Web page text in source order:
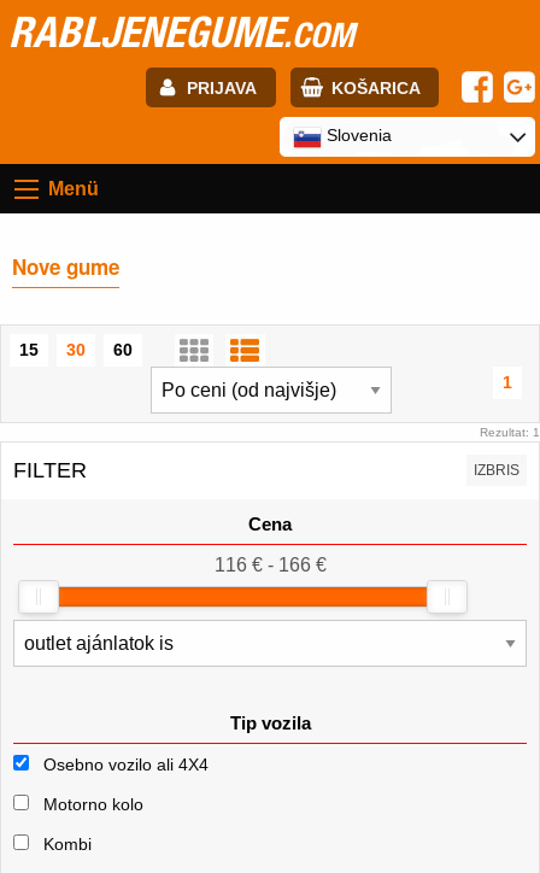
RABLJENEGUME.COM
PRIJAVA KOŠARICA
Geslo:
Slovenia
Menü
Nove gume
15 30
60
1
Rezultat: 1
FILTER IZBRIS
Cena
116 € - 166 €
Tip vozila
Osebno vozilo ali 4X4
Motorno kolo
Kombi